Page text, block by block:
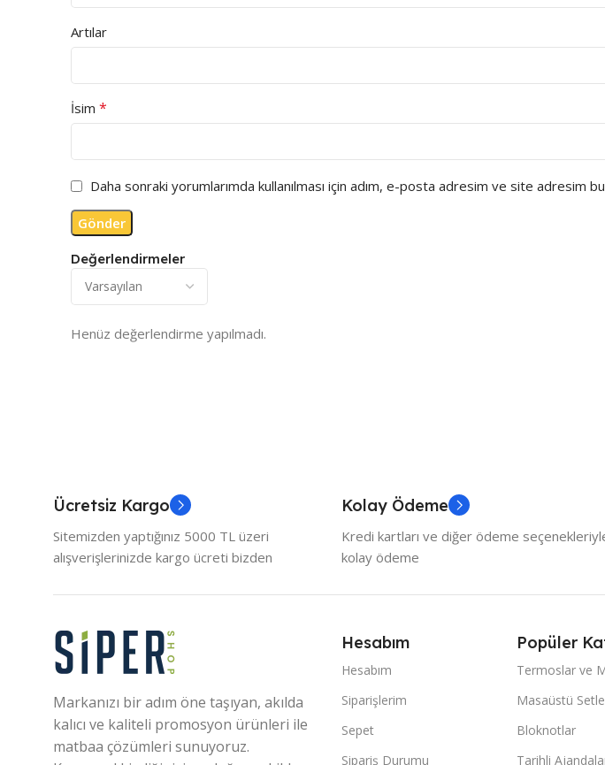
Değerlendirmeler
Henüz değerlendirme yapılmadı.
Artılar
İsim *
Daha sonraki yorumlarımda kullanılması için adım, e-posta adresim ve site adresim
Ücretsiz Kargo
Sitemizden yaptığınız 5000 TL üzeri
alışverişlerinizde kargo ücreti bizden
Kolay Ödeme
Kredi kartları ve diğer ödeme
kolay ödeme
Markanızı bir adım öne taşıyan, akılda
kalıcı ve kaliteli promosyon ürünleri ile
matbaa çözümleri sunuyoruz.
Hesabım
Hesabım
Siparişlerim
Sepet
Sipariş Durumu
Popüler
Termoslar ve
Masaüstü
Bloknotlar
Tarihli